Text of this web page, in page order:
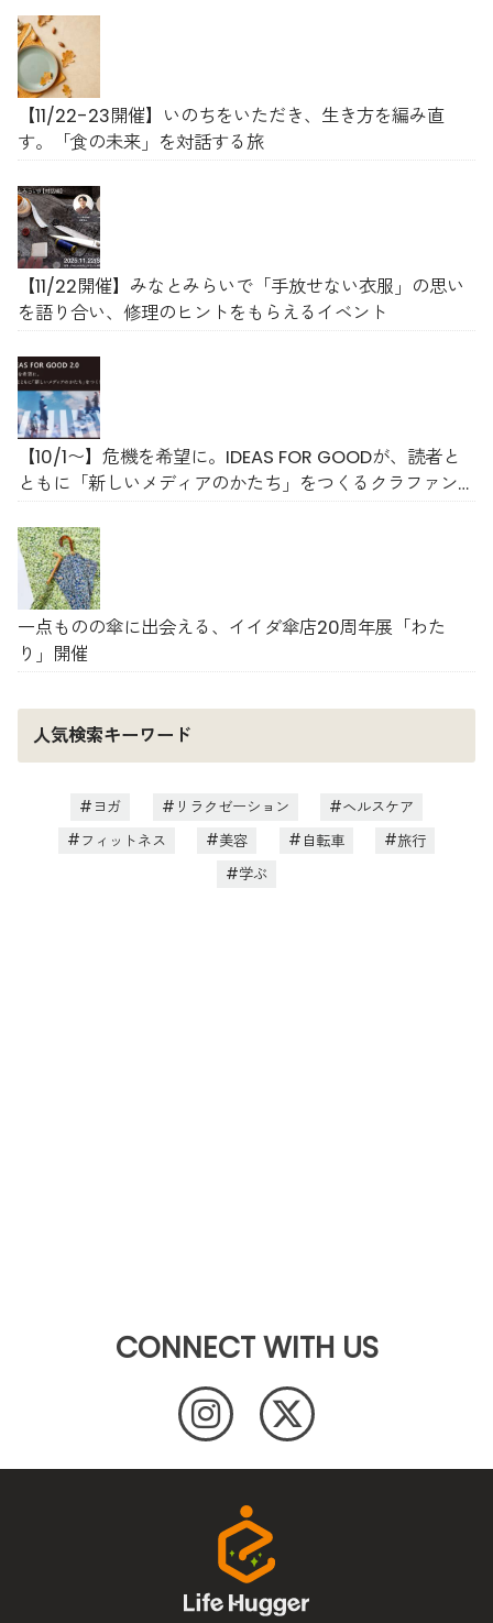
【11/22-23開催】いのちをいただき、生き方を編み直
す。「食の未来」を対話する旅
【11/22開催】みなとみらいで「手放せない衣服」の思い
を語り合い、修理のヒントをもらえるイベント
【10/1〜】危機を希望に。IDEAS FOR GOODが、読者と
ともに「新しいメディアのかたち」をつくるクラファン
をスタート
一点ものの傘に出会える、イイダ傘店20周年展「わた
り」開催
人気検索キーワード
ヨガ リラクゼーション
ヘルスケア
フィットネス
美容 自転車
旅行
学ぶ
CONNECT WITH US